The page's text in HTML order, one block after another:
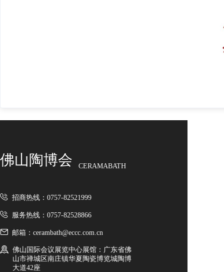
佛山陶博会 CERAMABATH
招商热线：0757-82521999
服务热线：0757-82528866
邮箱：cerambath@eccc.com.cn
佛山国际会议展览中心展馆：广东省佛
山市禅城区南庄镇华夏陶瓷博览城陶博
大道42座